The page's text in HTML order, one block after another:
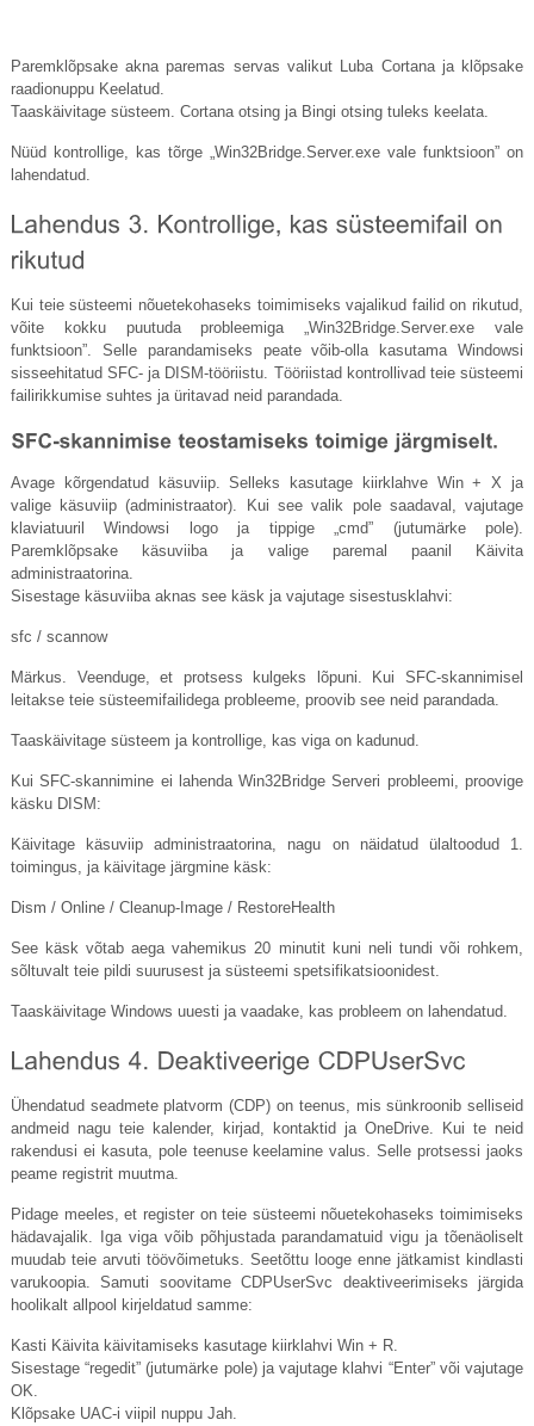
Paremklõpsake akna paremas servas valikut Luba Cortana ja klõpsake
raadionuppu Keelatud.
Taaskäivitage süsteem. Cortana otsing ja Bingi otsing tuleks keelata.
Nüüd kontrollige, kas tõrge „Win32Bridge.Server.exe vale funktsioon” on
lahendatud.
Kui teie süsteemi nõuetekohaseks toimimiseks vajalikud failid on rikutud,
võite kokku puutuda probleemiga „Win32Bridge.Server.exe vale
funktsioon”. Selle parandamiseks peate võib-olla kasutama Windowsi
sisseehitatud SFC- ja DISM-tööriistu. Tööriistad kontrollivad teie süsteemi
failirikkumise suhtes ja üritavad neid parandada.
Avage kõrgendatud käsuviip. Selleks kasutage kiirklahve Win + X ja
valige käsuviip (administraator). Kui see valik pole saadaval, vajutage
klaviatuuril Windowsi logo ja tippige „cmd” (jutumärke pole).
Paremklõpsake käsuviiba ja valige paremal paanil Käivita
administraatorina.
Sisestage käsuviiba aknas see käsk ja vajutage sisestusklahvi:
sfc / scannow
Märkus. Veenduge, et protsess kulgeks lõpuni. Kui SFC-skannimisel
leitakse teie süsteemifailidega probleeme, proovib see neid parandada.
Taaskäivitage süsteem ja kontrollige, kas viga on kadunud.
Kui SFC-skannimine ei lahenda Win32Bridge Serveri probleemi, proovige
käsku DISM:
Käivitage käsuviip administraatorina, nagu on näidatud ülaltoodud 1.
toimingus, ja käivitage järgmine käsk:
Dism / Online / Cleanup-Image / RestoreHealth
See käsk võtab aega vahemikus 20 minutit kuni neli tundi või rohkem,
sõltuvalt teie pildi suurusest ja süsteemi spetsifikatsioonidest.
Taaskäivitage Windows uuesti ja vaadake, kas probleem on lahendatud.
Ühendatud seadmete platvorm (CDP) on teenus, mis sünkroonib selliseid
andmeid nagu teie kalender, kirjad, kontaktid ja OneDrive. Kui te neid
rakendusi ei kasuta, pole teenuse keelamine valus. Selle protsessi jaoks
peame registrit muutma.
Pidage meeles, et register on teie süsteemi nõuetekohaseks toimimiseks
hädavajalik. Iga viga võib põhjustada parandamatuid vigu ja tõenäoliselt
muudab teie arvuti töövõimetuks. Seetõttu looge enne jätkamist kindlasti
varukoopia. Samuti soovitame CDPUserSvc deaktiveerimiseks järgida
hoolikalt allpool kirjeldatud samme:
Kasti Käivita käivitamiseks kasutage kiirklahvi Win + R.
Sisestage “regedit” (jutumärke pole) ja vajutage klahvi “Enter” või vajutage
OK.
Klõpsake UAC-i viipil nuppu Jah.